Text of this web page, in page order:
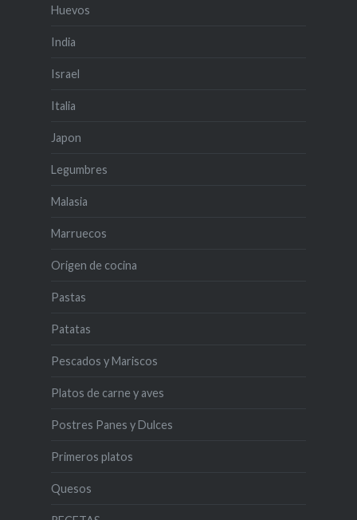
Huevos
India
Israel
Italia
Japon
Legumbres
Malasia
Marruecos
Origen de cocina
Pastas
Patatas
Pescados y Mariscos
Platos de carne y aves
Postres Panes y Dulces
Primeros platos
Quesos